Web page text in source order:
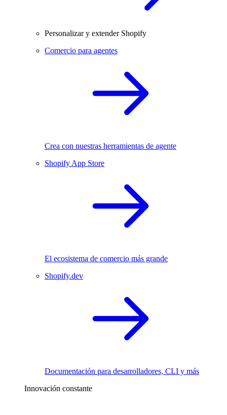
Personalizar y extender Shopify
Comercio para agentes
Crea con nuestras herramientas de agente
Shopify App Store
El ecosistema de comercio más grande
Shopify.dev
Documentación para desarrolladores, CLI y más
Innovación constante